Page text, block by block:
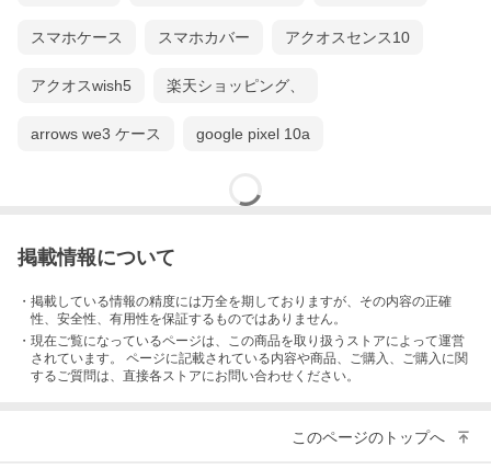
スマホケース スマホカバー アクオスセンス10
アクオスwish5 楽天ショッピング、
arrows we3 ケース google pixel 10a
掲載情報について
・掲載している情報の精度には万全を期しておりますが、その内容の正確
性、安全性、有用性を保証するものではありません。
・現在ご覧になっているページは、この商品を取り扱うストアによって運営
されています。 ページに記載されている内容や商品、ご購入 、ご購入に関
するご質問は、直接各ストアにお問い合わせください。
このページのトップへ